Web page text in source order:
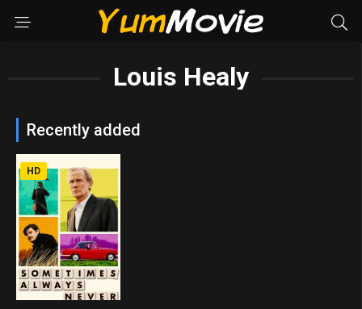
Louis Healy
Recently added
HD